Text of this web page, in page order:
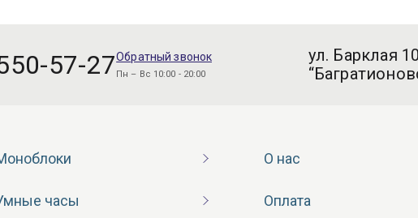
57-27Обратный звонок
Пн – Вс 10:00 - 20:00
ул. Барклая
часы
О нас
Оплата